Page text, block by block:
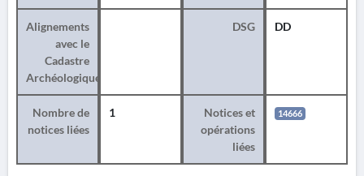
Alignements
avec le
Cadastre
Archéologique
DSG DD
Nombre de
notices liées
1
Notices et
opérations
liées
14666